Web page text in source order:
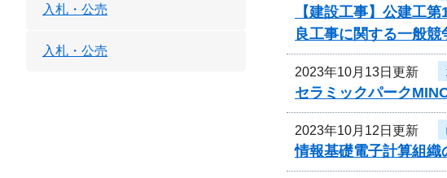
【建設工事】公建工
良工事に関する一般競
2023年10月13日更新
セラミックパーク
2023年10月12日更新
情報基礎電子計算組
入札・公売
入札・公売